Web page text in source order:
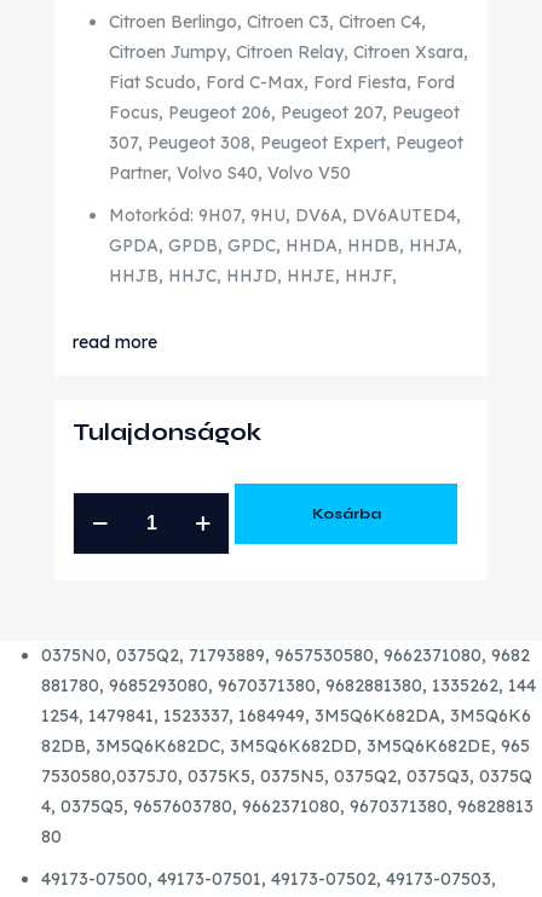
Citroen Berlingo, Citroen C3, Citroen C4,
Citroen Jumpy, Citroen Relay, Citroen Xsara,
Fiat Scudo, Ford C-Max, Ford Fiesta, Ford
Focus, Peugeot 206, Peugeot 207, Peugeot
307, Peugeot 308, Peugeot Expert, Peugeot
Partner, Volvo S40, Volvo V50
Motorkód: 9H07, 9HU, DV6A, DV6AUTED4,
GPDA, GPDB, GPDC, HHDA, HHDB, HHJA,
HHJB, HHJC, HHJD, HHJE, HHJF,
read more
Tulajdonságok
GYÁRI
ÚJ
TURBÓ
mennyiség
Kosárba
0375N0, 0375Q2, 71793889, 9657530580, 9662371080, 9682
881780, 9685293080, 9670371380, 9682881380, 1335262, 144
1254, 1479841, 1523337, 1684949, 3M5Q6K682DA, 3M5Q6K6
82DB, 3M5Q6K682DC, 3M5Q6K682DD, 3M5Q6K682DE, 965
7530580,0375J0, 0375K5, 0375N5, 0375Q2, 0375Q3, 0375Q
4, 0375Q5, 9657603780, 9662371080, 9670371380, 96828813
80
49173-07500, 49173-07501, 49173-07502, 49173-07503,